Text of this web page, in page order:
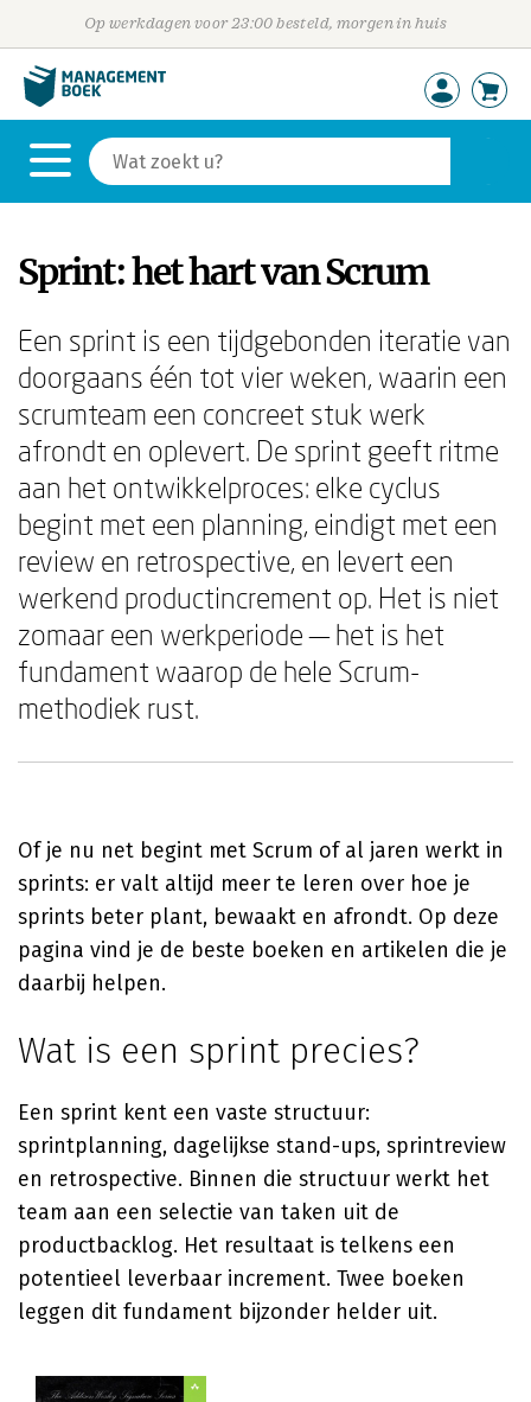
Op werkdagen voor 23:00 besteld, morgen in huis
Sprint: het hart van Scrum
Een sprint is een tijdgebonden iteratie van
doorgaans één tot vier weken, waarin een
scrumteam een concreet stuk werk
afrondt en oplevert. De sprint geeft ritme
aan het ontwikkelproces: elke cyclus
begint met een planning, eindigt met een
review en retrospective, en levert een
werkend productincrement op. Het is niet
zomaar een werkperiode — het is het
fundament waarop de hele Scrum-
methodiek rust.
Of je nu net begint met Scrum of al jaren werkt in
sprints: er valt altijd meer te leren over hoe je
sprints beter plant, bewaakt en afrondt. Op deze
pagina vind je de beste boeken en artikelen die je
daarbij helpen.
Wat is een sprint precies?
Een sprint kent een vaste structuur:
sprintplanning, dagelijkse stand-ups, sprintreview
en retrospective. Binnen die structuur werkt het
team aan een selectie van taken uit de
productbacklog. Het resultaat is telkens een
potentieel leverbaar increment. Twee boeken
leggen dit fundament bijzonder helder uit.